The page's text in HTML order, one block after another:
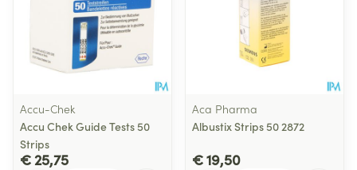
Accu-Chek
Accu Chek Guide Tests 50
Strips
€ 25,75
Aca Pharma
Albustix Strips 50 2872
€ 19,50